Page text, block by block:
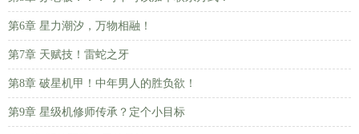
第6章 星力潮汐，万物相融！
第7章 天赋技！雷蛇之牙
第8章 破星机甲！中年男人的胜负欲！
第9章 星级机修师传承？定个小目标